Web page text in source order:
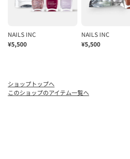
ショップトップへ
このショップのアイテム一覧へ